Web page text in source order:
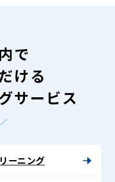
で
ける
サービス
ーニング